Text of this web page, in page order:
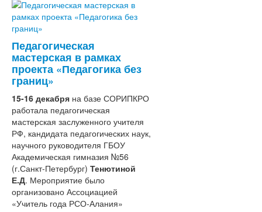
Педагогическая
мастерская в рамках
проекта «Педагогика без
границ»
15-16 декабря на базе СОРИПКРО
работала педагогическая
мастерская заслуженного учителя
РФ, кандидата педагогических наук,
научного руководителя ГБОУ
Академическая гимназия №56
(г.Санкт-Петербург) Тенютиной
Е.Д. Мероприятие было
организовано Ассоциацией
«Учитель года РСО-Алания»